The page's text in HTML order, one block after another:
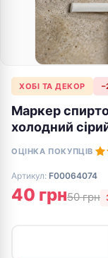
ХОБІ ТА ДЕКОР
Маркер
холодний
ОЦІНКА ПОКУПЦІВ
Артикул: F00064074
40 грн50 грн